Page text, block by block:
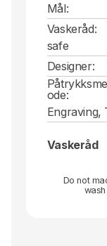
Mål:
Vaskeråd:
safe
Designer:
ode:
Engraving,
Vaskeråd
Do not
wash